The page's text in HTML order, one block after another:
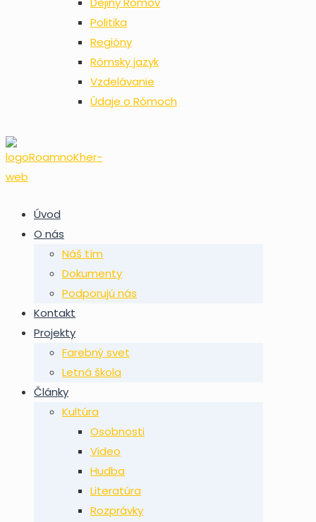
Politika
Regióny
Rómsky jazyk
Vzdelávanie
Údaje o Rómoch
Úvod
O nás
Náš tím
Dokumenty
Podporujú nás
Kontakt
Projekty
Farebný svet
Letná škola
Články
Kultúra
Osobnosti
Video
Hudba
Literatúra
Rozprávky